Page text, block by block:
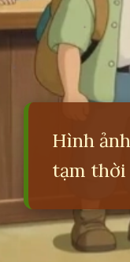
Hình
tạm thời